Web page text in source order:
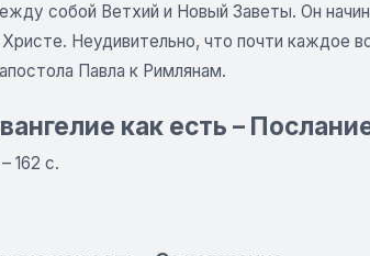
собой Ветхий и Новый Заветы. Он
Неудивительно, что почти каждое
Павла к Римлянам.
как есть –
162 с.